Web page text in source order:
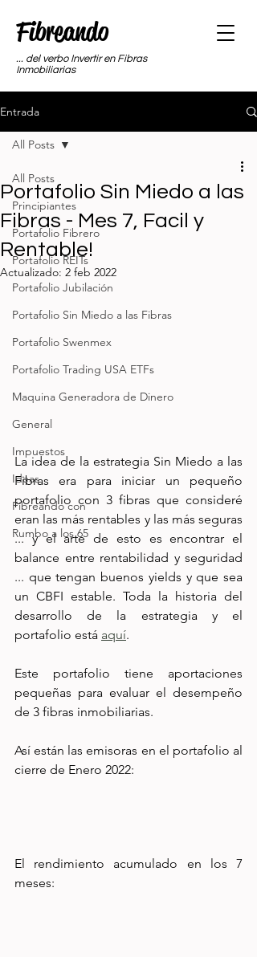
Fibreando
... del verbo Invertir en Fibras
Inmobiliarias
Entrada
All Posts
Principiantes
Portafolio Fibrero
Portafolio REITs
Portafolio Jubilación
Portafolio Sin Miedo a las Fibras
Portafolio Swenmex
Portafolio Trading USA ETFs
Maquina Generadora de Dinero
General
Impuestos
Ideas
Fibreando con
Rumbo a los 65
All Posts
Portafolio Sin Miedo a las
Fibras - Mes 7, Facil y
Rentable!
Actualizado: 2 feb 2022
La idea de la estrategia Sin Miedo a las
Fibras era para iniciar un pequeño
portafolio con 3 fibras que consideré
eran las más rentables y las más seguras
... y el arte de esto es encontrar el
balance entre rentabilidad y seguridad
... que tengan buenos yields y que sea
un CBFI estable. Toda la historia del
desarrollo de la estrategia y el
portafolio está aquí.
Este portafolio tiene aportaciones
pequeñas para evaluar el desempeño
de 3 fibras inmobiliarias.
Así están las emisoras en el portafolio al
cierre de Enero 2022:
El rendimiento acumulado en los 7
meses: